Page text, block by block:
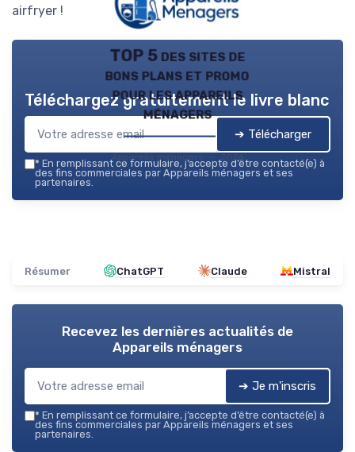
airfryer !
TOP 5 des sites de
bons plans et promo
pour les appareils
ménagers
Appareils ménagers — 2026
Téléchargez gratuitement le livre blanc
➔ Télécharger
* En remplissant ce formulaire, j’accepte d’être contacté(e) à
des fins commerciales par Appareils ménagers et ses
partenaires.
Résumer ChatGPT Claude Mistral
Recevez les dernières actualités de
Appareils ménagers
➔ Je m'inscris
* En remplissant ce formulaire, j’accepte d’être contacté(e) à
des fins commerciales par Appareils ménagers et ses
partenaires.